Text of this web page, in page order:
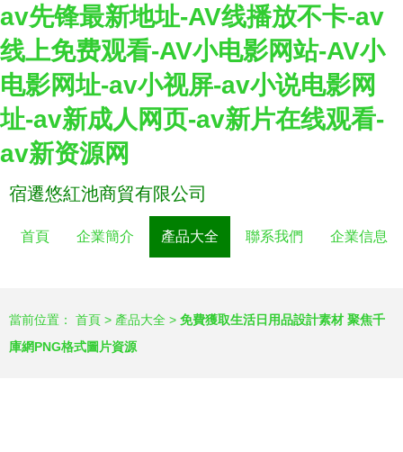
av先锋最新地址-AV线播放不卡-av
线上免费观看-AV小电影网站-AV小
电影网址-av小视屏-av小说电影网
址-av新成人网页-av新片在线观看-
av新资源网
宿遷悠紅池商貿有限公司
首頁 企業簡介 產品大全 聯系我們 企業信息
當前位置： 首頁 > 產品大全 > 免費獲取生活日用品設計素材 聚焦千
庫網PNG格式圖片資源